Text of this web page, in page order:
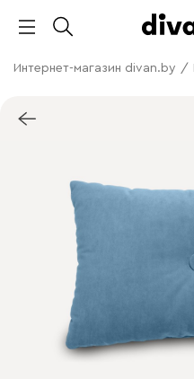
Интернет-магазин divan.by /